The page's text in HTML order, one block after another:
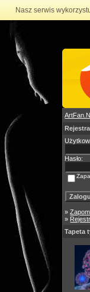
Nasz serwis
Hasło:
»
»
Tapeta